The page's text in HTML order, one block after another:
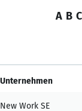
A B C
Unternehmen
New Work SE